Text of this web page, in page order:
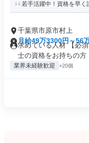
若手活躍中！資格を早く
千葉県市原市村上
月給49万3300円～56
求めている人材 【必
士の資格をお持ちの方
業界未経験歓迎 +20個